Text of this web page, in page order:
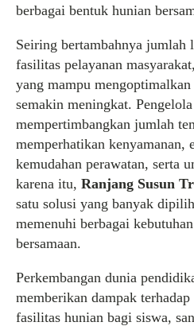
berbagai bentuk hunian
Seiring bertambahnya jumlah
fasilitas pelayanan
yang mampu
semakin meningkat.
mempertimbangkan jumlah
memperhatikan kenyamanan,
kemudahan perawatan, serta
karena itu, Ranjang Susun
satu solusi yang banyak
memenuhi berbagai
bersamaan.
Perkembangan dunia
memberikan dampak
fasilitas hunian bagi siswa,